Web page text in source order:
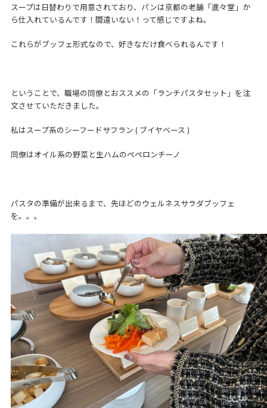
スープは日替わりで用意されており、パンは京都の老舗「進々堂」か
ら仕入れているんです！間違いない！って感じですよね。
これらがブッフェ形式なので、好きなだけ食べられるんです！
ということで、職場の同僚とおススメの「ランチパスタセット」を注
文させていただきました。
私はスープ系のシーフードサフラン ( ブイヤベース )
同僚はオイル系の野菜と生ハムのペペロンチーノ
パスタの準備が出来るまで、先ほどのウェルネスサラダブッフェ
を。。。